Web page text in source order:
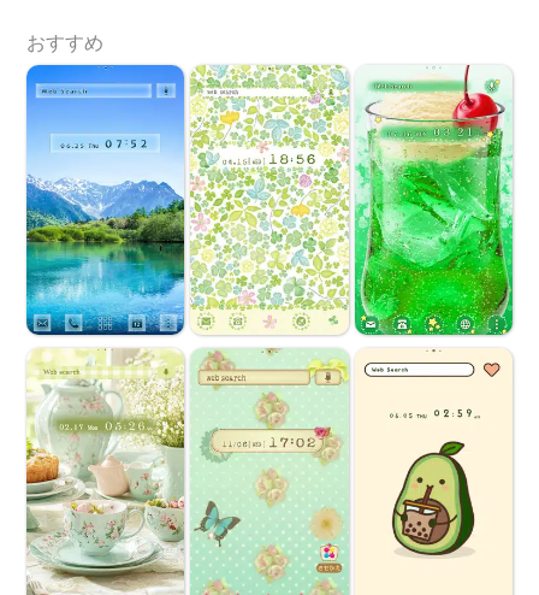
おすすめ